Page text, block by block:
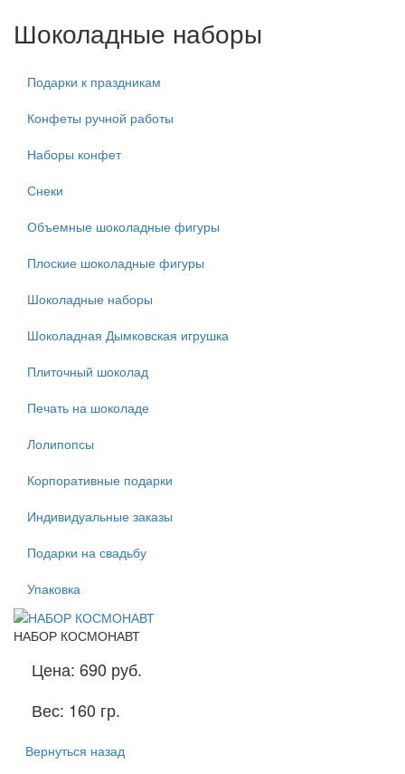
Шоколадные наборы
Подарки к праздникам
Конфеты ручной работы
Наборы конфет
Снеки
Объемные шоколадные фигуры
Плоские шоколадные фигуры
Шоколадные наборы
Шоколадная Дымковская игрушка
Плиточный шоколад
Печать на шоколаде
Лолипопсы
Корпоративные подарки
Индивидуальные заказы
Подарки на свадьбу
Упаковка
НАБОР КОСМОНАВТ
Цена: 690 руб.
Вес: 160 гр.
Вернуться назад